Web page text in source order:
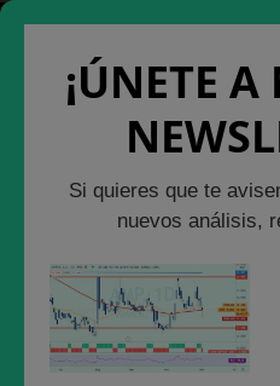
Saltar
INVERTIR EN ACCIONES DE
REYES
¡ÚNETE
Si quieres que te
nuevos análisis,
Cerrar Ventana